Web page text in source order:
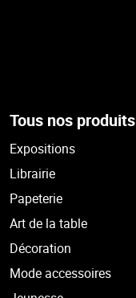
Tous nos produits
Expositions
Librairie
Papeterie
Art de la table
Décoration
Mode accessoires